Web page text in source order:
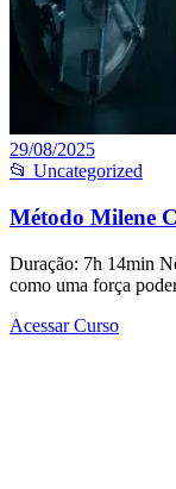
29/08/2025
📂 Uncategorized
Método Milene
Duração: 7h 14min
como uma força
Acessar Curso